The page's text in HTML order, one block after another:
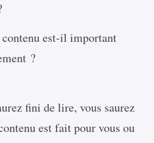
est-il important
?
fini de lire, vous saurez
est fait pour vous ou